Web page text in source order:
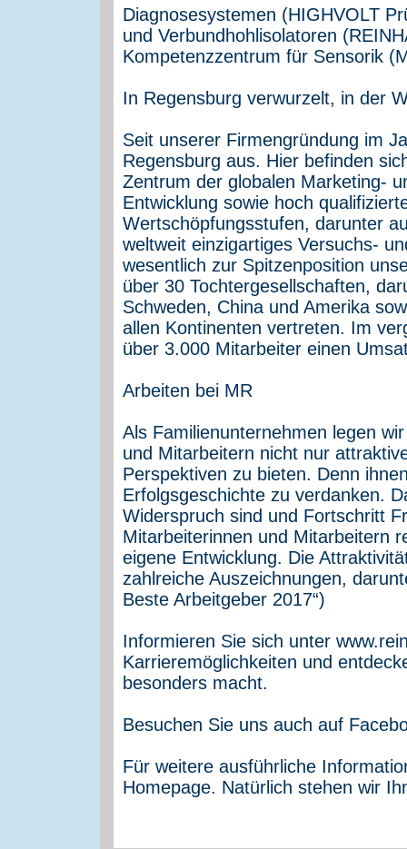
Diagnosesystemen (HIGHVOLT
und Verbundhohlisolatoren
Kompetenzzentrum für Sensorik
In Regensburg verwurzelt, in der
Seit unserer Firmengründung im
Regensburg aus. Hier befinden
Zentrum der globalen Marketing-
Entwicklung sowie hoch
Wertschöpfungsstufen, darunter
weltweit einzigartiges Versuchs-
wesentlich zur Spitzenposition
über 30 Tochtergesellschaften,
Schweden, China und Amerika
allen Kontinenten vertreten. Im
über 3.000 Mitarbeiter einen
Arbeiten bei MR
Als Familienunternehmen legen
und Mitarbeitern nicht nur
Perspektiven zu bieten. Denn
Erfolgsgeschichte zu verdanken.
Widerspruch sind und Fortschritt
Mitarbeiterinnen und Mitarbeitern
eigene Entwicklung. Die
zahlreiche Auszeichnungen,
Beste Arbeitgeber 2017“)
Informieren Sie sich unter
Karrieremöglichkeiten und
besonders macht.
Besuchen Sie uns auch auf
Für weitere ausführliche
Homepage. Natürlich stehen wir